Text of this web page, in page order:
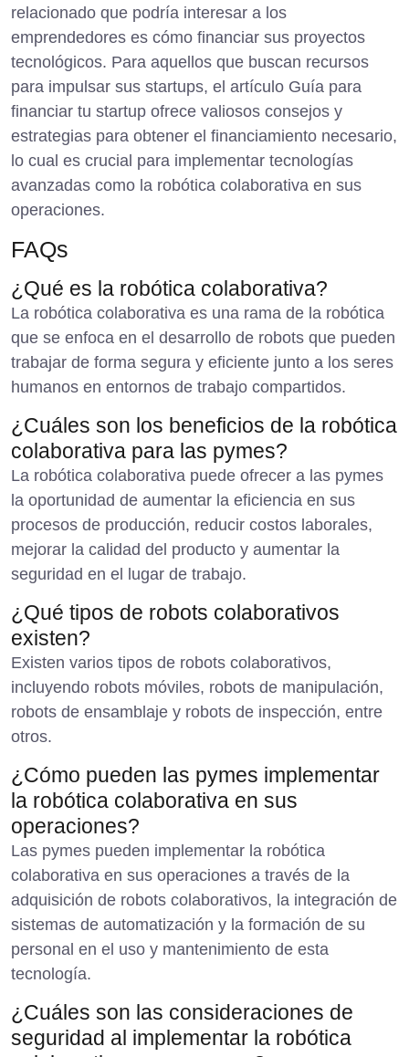
relacionado que podría interesar a los
emprendedores es cómo financiar sus proyectos
tecnológicos. Para aquellos que buscan recursos
para impulsar sus startups, el artículo Guía para
financiar tu startup ofrece valiosos consejos y
estrategias para obtener el financiamiento necesario,
lo cual es crucial para implementar tecnologías
avanzadas como la robótica colaborativa en sus
operaciones.
FAQs
¿Qué es la robótica colaborativa?
La robótica colaborativa es una rama de la robótica
que se enfoca en el desarrollo de robots que pueden
trabajar de forma segura y eficiente junto a los seres
humanos en entornos de trabajo compartidos.
¿Cuáles son los beneficios de la robótica
colaborativa para las pymes?
La robótica colaborativa puede ofrecer a las pymes
la oportunidad de aumentar la eficiencia en sus
procesos de producción, reducir costos laborales,
mejorar la calidad del producto y aumentar la
seguridad en el lugar de trabajo.
¿Qué tipos de robots colaborativos
existen?
Existen varios tipos de robots colaborativos,
incluyendo robots móviles, robots de manipulación,
robots de ensamblaje y robots de inspección, entre
otros.
¿Cómo pueden las pymes implementar
la robótica colaborativa en sus
operaciones?
Las pymes pueden implementar la robótica
colaborativa en sus operaciones a través de la
adquisición de robots colaborativos, la integración de
sistemas de automatización y la formación de su
personal en el uso y mantenimiento de esta
tecnología.
¿Cuáles son las consideraciones de
seguridad al implementar la robótica